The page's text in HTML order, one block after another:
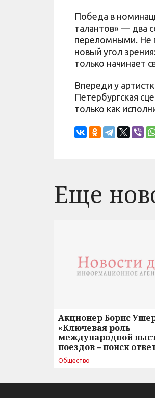
Победа в
талантов» — два
переломными. Не
новый угол
только начинает
Впереди у
Петербургская
только как
Еще
Акционер Борис
«Ключевая роль
международной
поездов – поиск
вызовы времени»
Общество